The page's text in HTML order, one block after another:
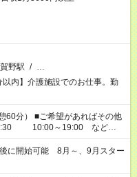
野駅 / …
以内】介護施設でのお仕事。勤
ればその他
17:30 10:00～19:00 など
できれば残業はしたくない」
事をご紹介します！ ※Wワ
希望する勤務時間と、もう1つ
時間を超える場合は応募でき
に開始可能 8月～、9月スター